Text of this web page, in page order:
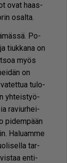
ovat haas­
osal­ta.
Po­
tiuk­ka­na on
myös
on
tu­lo­
yh­teis­työ­
ra­viur­hei­
pi­dem­pään
Ha­lu­am­me
tar­
en­ti­